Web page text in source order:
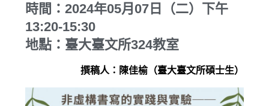
時間：2024年05月07日（二）下午
13:20-15:30
地點：臺大臺文所324教室
撰稿人：陳佳榆（臺大臺文所碩士生）